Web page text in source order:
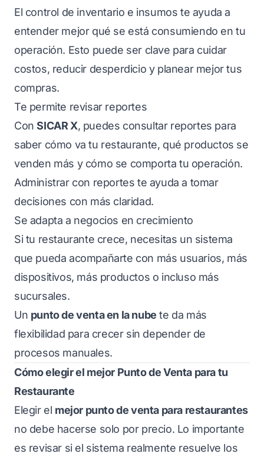
El control de inventario e insumos te ayuda a
entender mejor qué se está consumiendo en tu
operación. Esto puede ser clave para cuidar
costos, reducir desperdicio y planear mejor tus
compras.
Te permite revisar reportes
ConSICAR X, puedes consultar reportes para
saber cómo va tu restaurante, qué productos se
venden más y cómo se comporta tu operación.
Administrar con reportes te ayuda a tomar
decisiones con más claridad.
Se adapta a negocios en crecimiento
Si tu restaurante crece, necesitas un sistema
que pueda acompañarte con más usuarios, más
dispositivos, más productos o incluso más
sucursales.
Un punto de venta en la nube te da más
flexibilidad para crecer sin depender de
procesos manuales.
Cómo elegir el mejor Punto de Venta para tu
Restaurante
Elegir el mejor punto de venta para restaurantes
no debe hacerse solo por precio. Lo importante
es revisar si el sistema realmente resuelve los